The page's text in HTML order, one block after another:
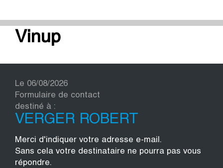
Vinup
Le 06/08/2026
Formulaire de contact
destiné à :
VERGER ROBERT
Merci d'indiquer votre adresse e-mail.
Sans cela votre destinataire ne pourra pas vous
répondre.